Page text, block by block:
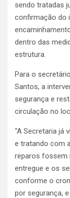
sendo tratadas
confirmação do
dentro das
estrutura.
Para o
Santos, a
segurança e
circulação no
“A Secretaria já
e tratando com
reparos fossem
entregue e os
conforme o
por segurança,